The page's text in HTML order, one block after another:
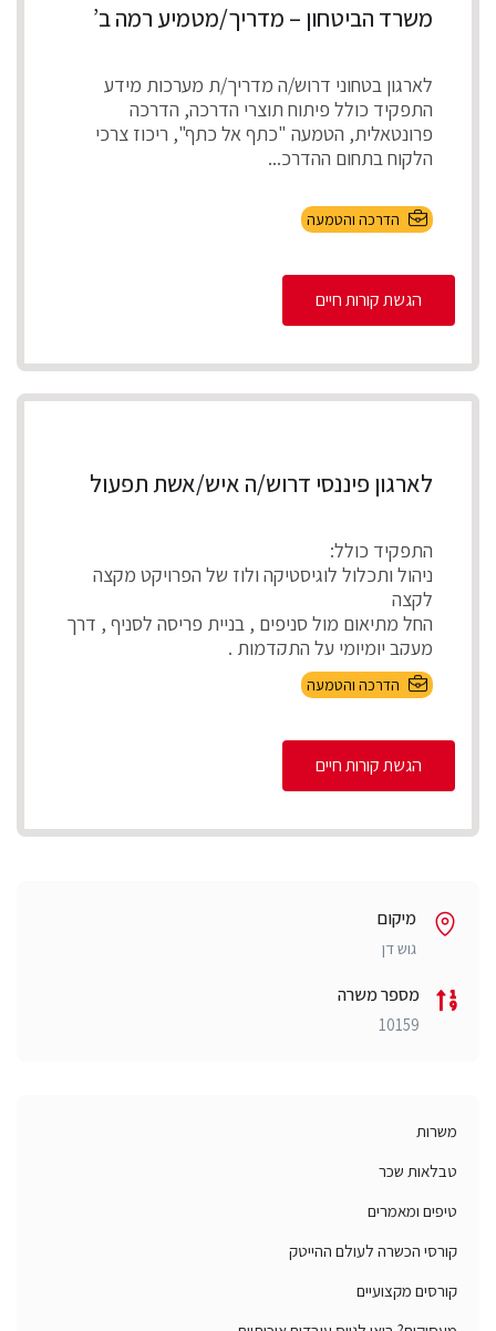
משרד הביטחון – מדריך/מטמיע רמה ב’
לארגון בטחוני דרוש/ה מדריך/ת מערכות מידע
התפקיד כולל פיתוח תוצרי הדרכה, הדרכה
פרונטאלית, הטמעה "כתף אל כתף", ריכוז צרכי
הלקוח בתחום ההדרכ...
הדרכה והטמעה
הגשת קורות חיים
לארגון פיננסי דרוש/ה איש/אשת תפעול
התפקיד כולל:
ניהול ותכלול לוגיסטיקה ולוז של הפרויקט מקצה
לקצה
החל מתיאום מול סניפים , בניית פריסה לסניף , דרך
מעקב יומיומי על התקדמות .
...
הדרכה והטמעה
הגשת קורות חיים
מיקום
גוש דן
מספר משרה
10159
משרות
טבלאות שכר
טיפים ומאמרים
קורסי הכשרה לעולם ההייטק
קורסים מקצועיים